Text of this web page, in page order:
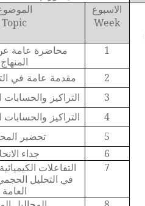
الاسبوع
Week
Topic
1
محاضرة عامة
المنهاج
2 مقدمة عامة في
3 التراكيز والحسابات
4 التراكيز والحسابات
5 تحضير
6 جداء
7
التفاعلات
في التحليل
العامة